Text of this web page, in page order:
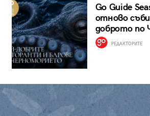
Go Guide
отново
доброто по
РЕДАКТОРИТЕ